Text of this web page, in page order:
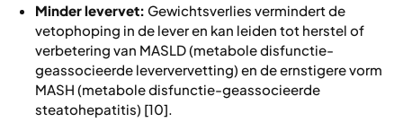
Minder levervet: Gewichtsverlies vermindert de
vetophoping in de lever en kan leiden tot herstel of
verbetering van MASLD (metabole disfunctie-
geassocieerde leververvetting) en de ernstigere vorm
MASH (metabole disfunctie-geassocieerde
steatohepatitis) [10].